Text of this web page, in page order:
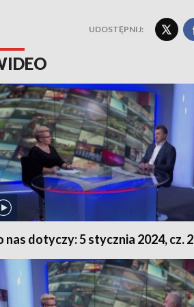
UDOSTĘPNIJ:
nas dotyczy: 5 stycznia 2024, cz. 2